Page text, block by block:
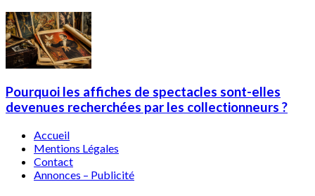
Pourquoi les affiches de spectacles sont-elles
devenues recherchées par les collectionneurs ?
Accueil
Mentions Légales
Contact
Annonces – Publicité